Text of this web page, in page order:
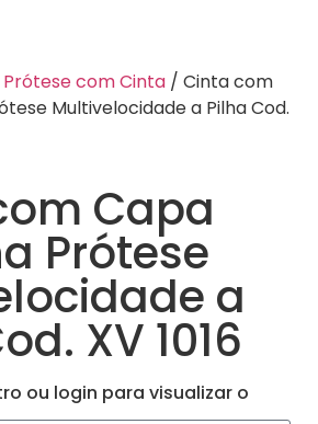
Prótese com Cinta / Cinta com
Multivelocidade a Pilha Cod.
Capa
Prótese
a
XV 1016
ou login para visualizar o